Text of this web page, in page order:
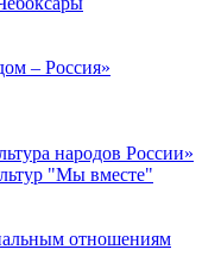
– Россия»
народов России»
"Мы вместе"
отношениям